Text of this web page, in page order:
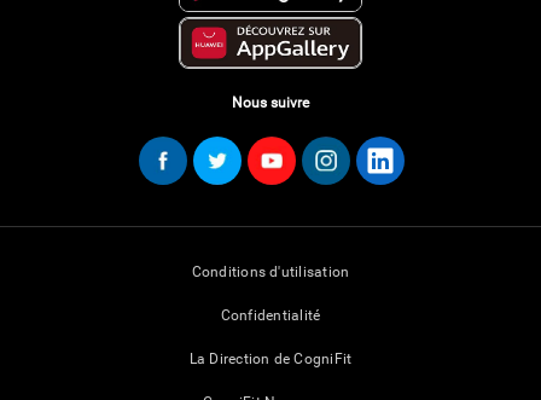
Nous suivre
Conditions d'utilisation
Confidentialité
La Direction de CogniFit